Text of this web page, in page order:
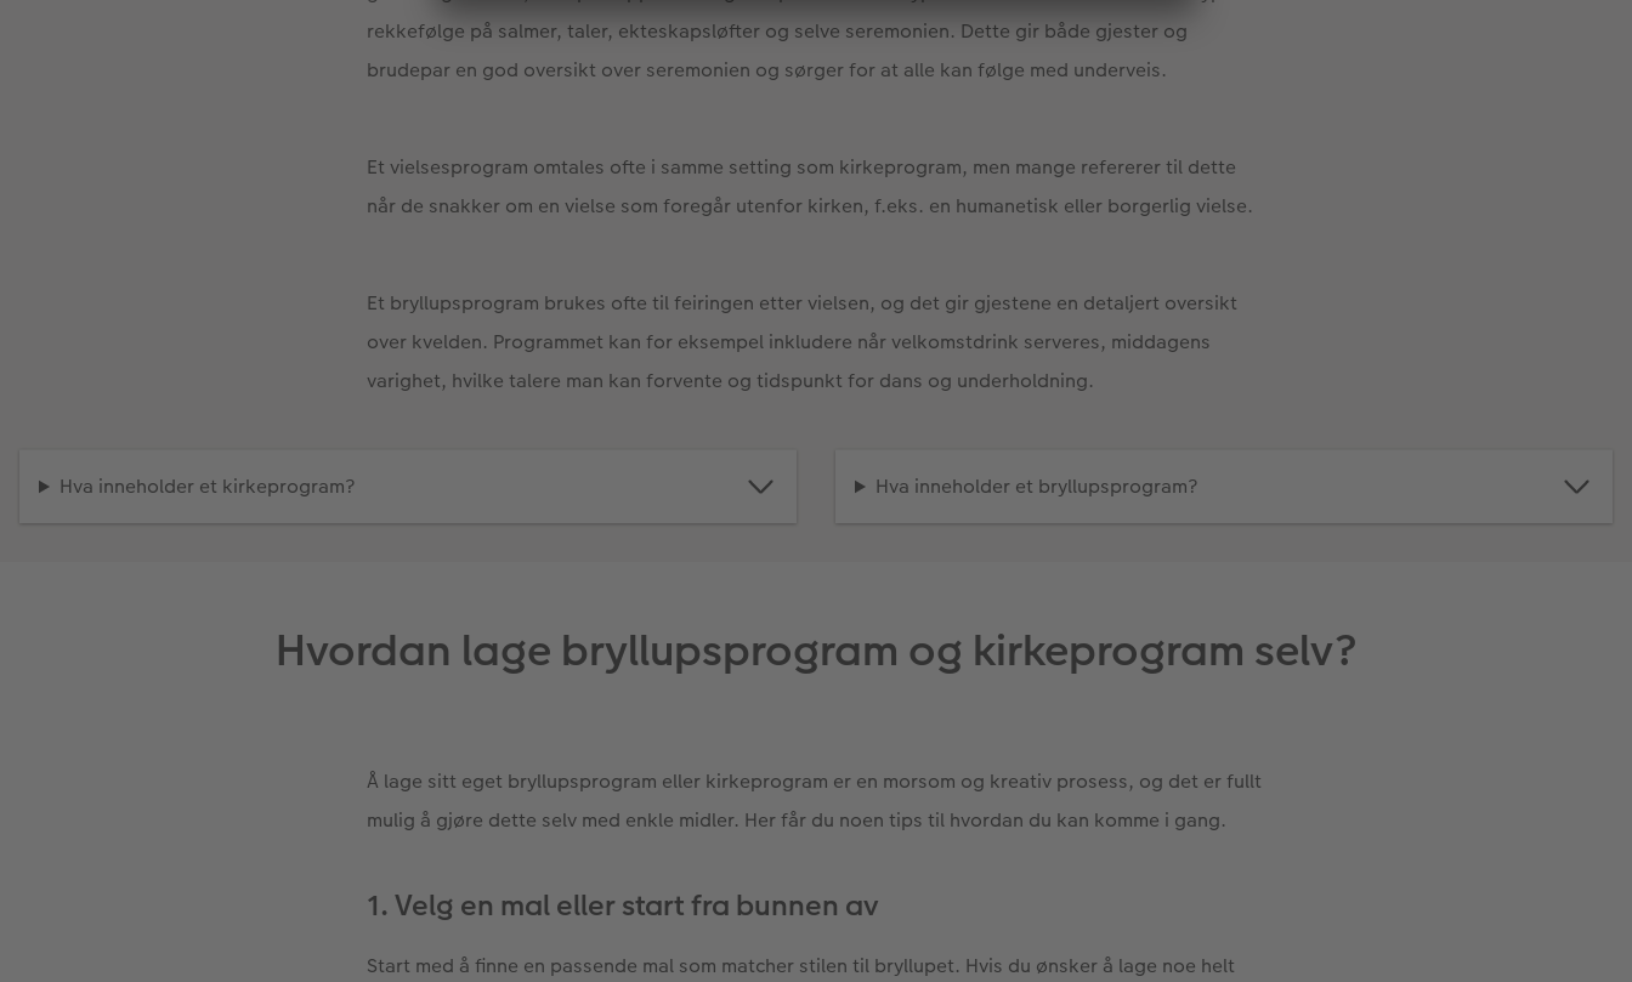
rekkefølge på salmer, taler, ekteskapsløfter og selve seremonien. Dette gir både gjester og
brudepar en god oversikt over seremonien og sørger for at alle kan følge med underveis.
Et vielsesprogram omtales ofte i samme setting som kirkeprogram, men mange refererer til dette
når de snakker om en vielse som foregår utenfor kirken, f.eks. en humanetisk eller borgerlig vielse.
Et bryllupsprogram brukes ofte til feiringen etter vielsen, og det gir gjestene en detaljert oversikt
over kvelden. Programmet kan for eksempel inkludere når velkomstdrink serveres, middagens
varighet, hvilke talere man kan forvente og tidspunkt for dans og underholdning.
Hva inneholder et kirkeprogram? Hva inneholder et bryllupsprogram?
Hvordan lage bryllupsprogram og kirkeprogram selv?
Å lage sitt eget bryllupsprogram eller kirkeprogram er en morsom og kreativ prosess, og det er fullt
mulig å gjøre dette selv med enkle midler. Her får du noen tips til hvordan du kan komme i gang.
1. Velg en mal eller start fra bunnen av
Start med å finne en passende mal som matcher stilen til bryllupet. Hvis du ønsker å lage noe helt